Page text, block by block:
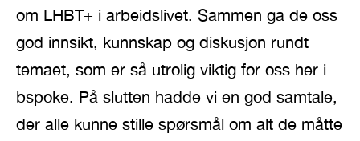
om LHBT+ i arbeidslivet. Sammen ga de oss
god innsikt, kunnskap og diskusjon rundt
temaet, som er så utrolig viktig for oss her i
bspoke. På slutten hadde vi en god samtale,
der alle kunne stille spørsmål om alt de måtte